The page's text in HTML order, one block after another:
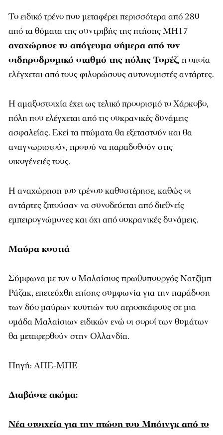
Το ειδικό τρένο που μεταφέρει περισσότερα από 280
από τα θύματα της συντριβής της πτήσης ΜΗ17
αναχώρησε το απόγευμα σήμερα από τον
σιδηροδρομικό σταθμό της πόλης Τορέζ, η οποία
ελέγχεται από τους φιλορώσους αυτονομιστές αντάρτες.
Η αμαξοστοιχία έχει ως τελικό προορισμό το Χάρκοβο,
πόλη που ελέγχεται από τις ουκρανικές δυνάμεις
ασφαλείας. Εκεί τα πτώματα θα εξεταστούν και θα
αναγνωριστούν, προτού να παραδοθούν στις
οικογένειές τους.
Η αναχώρηση του τρένου καθυστέρησε, καθώς οι
αντάρτες ζητούσαν να συνοδεύεται από διεθνείς
εμπειρογνώμονες και όχι από ουκρανικές δυνάμεις.
Μαύρα κουτιά
Σύμφωνα με τον ο Μαλαίσιος πρωθυπουργός Νατζίμπ
Ράζακ, επετεύχθη επίσης συμφωνία για την παράδοση
των δύο μαύρων κουτιών του αεροσκάφους σε μια
ομάδα Μαλαίσιων ειδικών ενώ οι σοροί των θυμάτων
θα μεταφερθούν στην Ολλανδία.
Πηγή: ΑΠΕ-ΜΠΕ
Διαβάστε ακόμα:
Νέα στοιχεία για την πτώση του Μπόινγκ από το